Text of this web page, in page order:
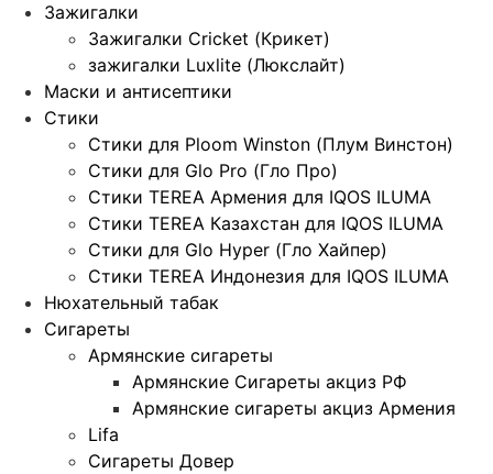
Зажигалки
Зажигалки Cricket (Крикет)
зажигалки Luxlite (Люкслайт)
Маски и антисептики
Стики
Стики для Ploom Winston (Плум Винстон)
Стики для Glo Pro (Гло Про)
Стики TEREA Армения для IQOS ILUMA
Стики TEREA Казахстан для IQOS ILUMA
Стики для Glo Hyper (Гло Хайпер)
Стики TEREA Индонезия для IQOS ILUMA
Нюхательный табак
Сигареты
Армянские сигареты
Армянские Сигареты акциз РФ
Армянские сигареты акциз Армения
Lifa
Сигареты Довер